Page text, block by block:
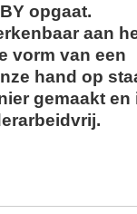
opgaat.
aan
vorm van een
hand op
gemaakt en